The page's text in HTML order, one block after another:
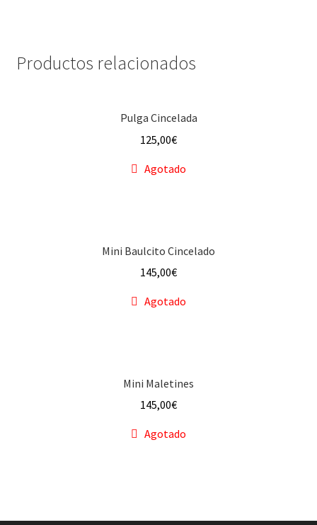
Productos relacionados
Pulga Cincelada
125,00€
Agotado
Mini Baulcito Cincelado
145,00€
Agotado
Mini Maletines
145,00€
Agotado